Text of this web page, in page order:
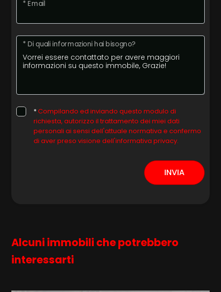
* Email
* Di quali informazioni hai bisogno?
*Compilando ed inviando questo modulo di
richiesta, autorizzo il trattamento dei miei dati
personali ai sensi dell'attuale normativa e confermo
di aver preso visione dell'informativa privacy.
INVIA
Alcuni immobili che potrebbero
interessarti
Posto auto/Box
Balcone/Terrazzo
Arredato
Nuova costruzione